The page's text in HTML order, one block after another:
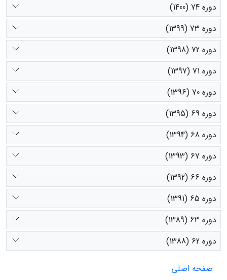
دوره 74 (1400)
دوره 73 (1399)
دوره 72 (1398)
دوره 71 (1397)
دوره 70 (1396)
دوره 69 (1395)
دوره 68 (1394)
دوره 67 (1393)
دوره 66 (1392)
دوره 65 (1391)
دوره 63 (1389)
دوره 62 (1388)
صفحه اصلی